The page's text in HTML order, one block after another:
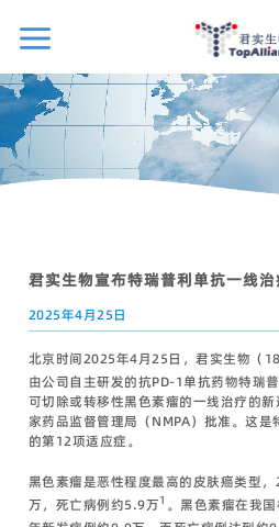
君实生物宣布特瑞普利单抗一线
2025年4月25日
北京时间2025年4月25日，君实生物（
由公司自主研发的抗PD-1单抗药物特瑞
可切除或转移性黑色素瘤的一线治疗的
家药品监督管理局（NMPA）批准。这
的第12项适应症。
黑色素瘤是恶性程度最高的皮肤癌类型
万，死亡病例约5.9万1 。黑色素瘤在我